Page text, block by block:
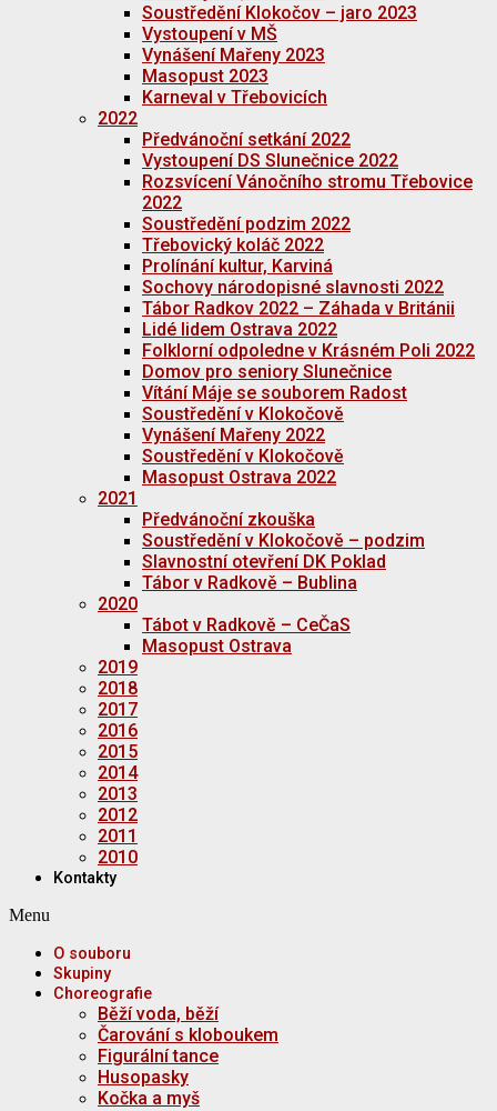
Soustředění Klokočov – jaro 2023
Vystoupení v MŠ
Vynášení Mařeny 2023
Masopust 2023
Karneval v Třebovicích
2022
Předvánoční setkání 2022
Vystoupení DS Slunečnice 2022
Rozsvícení Vánočního stromu Třebovice
2022
Soustředění podzim 2022
Třebovický koláč 2022
Prolínání kultur, Karviná
Sochovy národopisné slavnosti 2022
Tábor Radkov 2022 – Záhada v Británii
Lidé lidem Ostrava 2022
Folklorní odpoledne v Krásném Poli 2022
Domov pro seniory Slunečnice
Vítání Máje se souborem Radost
Soustředění v Klokočově
Vynášení Mařeny 2022
Soustředění v Klokočově
Masopust Ostrava 2022
2021
Předvánoční zkouška
Soustředění v Klokočově – podzim
Slavnostní otevření DK Poklad
Tábor v Radkově – Bublina
2020
Tábot v Radkově – CeČaS
Masopust Ostrava
2019
2018
2017
2016
2015
2014
2013
2012
2011
2010
Kontakty
Menu
O souboru
Skupiny
Choreografie
Běží voda, běží
Čarování s kloboukem
Figurální tance
Husopasky
Kočka a myš